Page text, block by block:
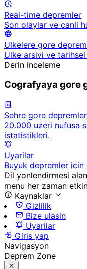
Real-time depremler
Son olaylar ve canli
Ulkelere gore
Ulke arsivi ve
Derin inceleme
Cografyaya gore
Sehre gore depremler
20.000 uzeri nufusa
istatistikleri.
Uyarilar
Buyuk depremler
Dil yonlendirmesi
menu her zaman
Kaynaklar
Gizlilik
Bize ulasin
Uyarilar
Giris yap
Navigasyon
Deprem Zone